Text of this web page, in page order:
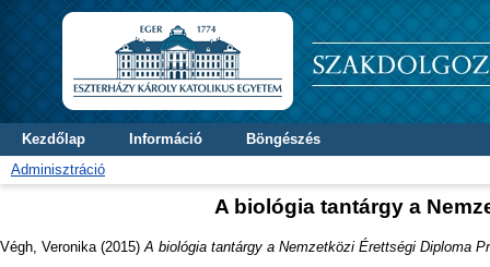
Kezdőlap Információ
Böngészés
Adminisztráció
A biológia tantárgy a
Végh, Veronika (2015) A biológia tantárgy a Nemzetközi Érettségi Diploma